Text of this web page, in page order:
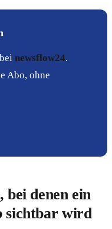
newsflow24.
Abo, ohne
bei denen ein
sichtbar wird